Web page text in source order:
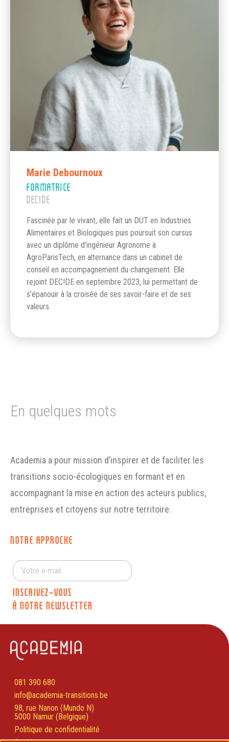
Marie Debournoux
FORMATRICE
DEC!DE
Fascinée par le vivant, elle fait un DUT en Industries
Alimentaires et Biologiques puis poursuit son cursus
avec un diplôme d’ingénieur Agronome à
AgroParisTech, en alternance dans un cabinet de
conseil en accompagnement du changement. Elle
rejoint DEC!DE en septembre 2023, lui permettant de
s’épanouir à la croisée de ses savoir-faire et de ses
valeurs.
En quelques mots
Academia a pour mission d’inspirer et de faciliter les
transitions socio-écologiques en formant et en
accompagnant la mise en action des acteurs publics,
entreprises et citoyens sur notre territoire.
NOTRE APPROCHE
081 390 680
info@academia-transitions.be
98, rue Nanon (Mundo N)
5000 Namur (Belgique)
Politique de confidentialité
INSCRIVEZ-VOUS
À NOTRE NEWSLETTER